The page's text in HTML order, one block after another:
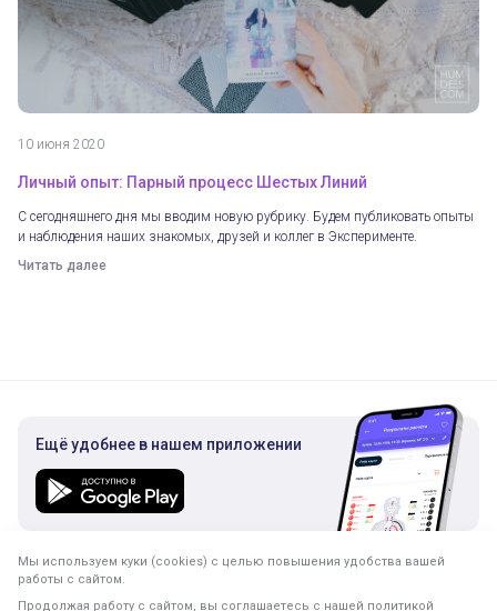
10 июня 2020
Личный опыт: Парный процесс Шестых Линий
С сегодняшнего дня мы вводим новую рубрику. Будем публиковать опыты
и наблюдения наших знакомых, друзей и коллег в Эксперименте.
Читать далее
Ещё удобнее в нашем приложении
Подписка на рассылку
Мы используем куки (cookies) с целью повышения удобства вашей
работы с сайтом.
Продолжая работу с сайтом, вы соглашаетесь с нашей политикой